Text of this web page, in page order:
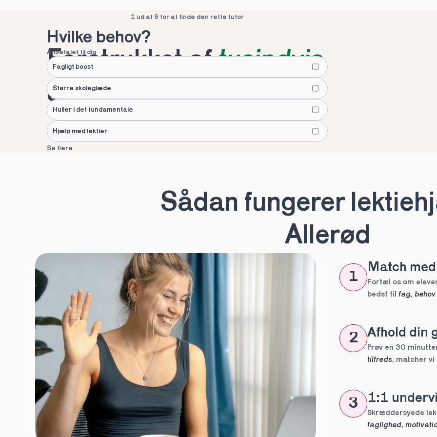
1 ud af 9 for at finde den rette tutor
Hvilke behov?
Anbefalet til dig
Fagligt boost
Større skoleglæde
Huller i det fundamentale
Hjælp med lektier
Se flere
1 ud af 9 for at finde den rette tutor
Hvad hedder du?
Næste
Opbevares sikkert - oplysninger deles aldrig
1 ud af 9 for at finde den rette tutor
Hvordan kontakter vi dig?
Telefon*
Email *
Tilmeld nyhedsbrev
Fortsæt
For at booke gratis prøvetime - ingen forpligtelser
Foretrukket af tusindvis
af danske familier
Sådan fungerer
Allerød
1
Match
Fortæl os om
bedst til fag,
2 Afhold din
Prøv en 30
tilfreds, matcher vi
3 1:1
faglighed,